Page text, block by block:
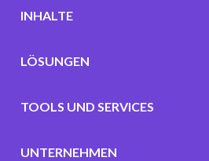
INHALTE
LÖSUNGEN
TOOLS UND SERVICES
UNTERNEHMEN